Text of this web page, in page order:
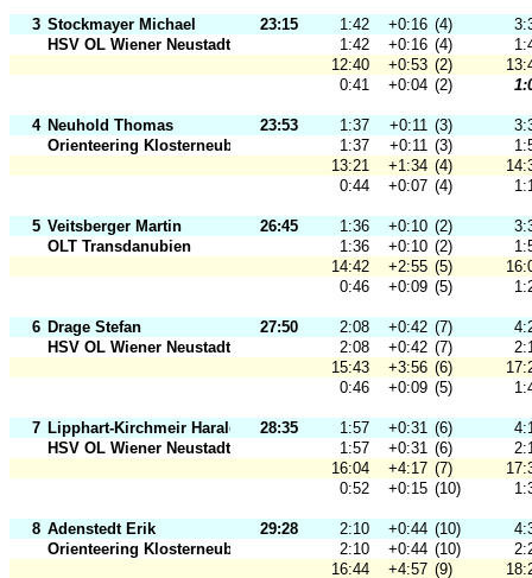
3 Stockmayer Michael 23:15 1:42 +0:16 (4)
HSV OL Wiener Neustadt
1:42 +0:16 (4)
12:40
+0:53 (2)
0:41
+0:04 (2)
4 Neuhold Thomas 23:53 1:37 +0:11 (3)
Orienteering Klosterneuburg
1:37 +0:11 (3)
13:21
+1:34 (4)
0:44
+0:07 (4)
5 Veitsberger Martin 26:45 1:36 +0:10 (2)
OLT Transdanubien
1:36 +0:10 (2)
14:42
+2:55 (5)
0:46
+0:09 (5)
6 Drage Stefan 27:50 2:08 +0:42 (7)
HSV OL Wiener Neustadt
2:08 +0:42 (7)
15:43
+3:56 (6)
0:46
+0:09 (5)
7 Lipphart-Kirchmeir Harald 28:35 1:57 +0:31 (6)
HSV OL Wiener Neustadt
1:57 +0:31 (6)
16:04
+4:17 (7)
0:52
+0:15 (10)
8 Adenstedt Erik 29:28 2:10 +0:44 (10)
Orienteering Klosterneuburg
2:10 +0:44 (10)
16:44
+4:57 (9)